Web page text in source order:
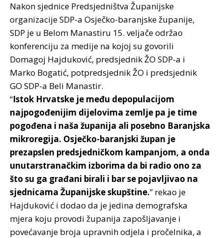
Nakon sjednice Predsjedništva Županijske
organizacije SDP-a Osječko-baranjske županije,
SDP je u Belom Manastiru 15. veljače održao
konferenciju za medije na kojoj su govorili
Domagoj Hajduković, predsjednik ŽO SDP-a i
Marko Bogatić, potpredsjednik ŽO i predsjednik
GO SDP-a Beli Manastir.
“Istok Hrvatske je među depopulacijom
najpogođenijim dijelovima zemlje pa je time
pogođena i naša županija ali posebno Baranjska
mikroregija. Osječko-baranjski župan je
prezapslen predsjedničkom kampanjom, a onda
unutarstranačkim izborima da bi radio ono za
što su ga građani birali i bar se pojavljivao na
sjednicama Županijske skupštine.” rekao je
Hajduković i dodao da je jedina demografska
mjera koju provodi županija zapošljavanje i
povećavanje broja upravnih odjela i pročelnika, a